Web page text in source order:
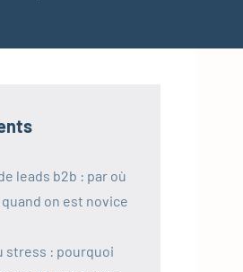
leads b2b : par où
on est novice
stress : pourquoi